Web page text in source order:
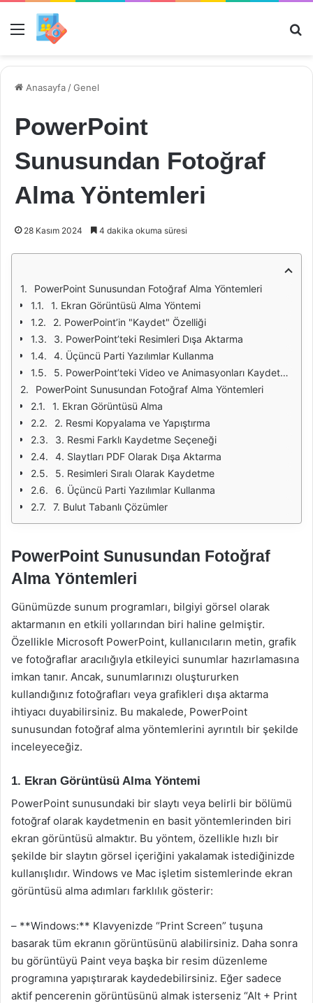
Menü
Anasayfa /Genel
PowerPoint
Sunusundan Fotoğraf
Alma Yöntemleri
28 Kasım 2024 4 dakika okuma süresi
PowerPoint Sunusundan Fotoğraf Alma Yöntemleri
1. Ekran Görüntüsü Alma Yöntemi
2. PowerPoint’in "Kaydet" Özelliği
3. PowerPoint’teki Resimleri Dışa Aktarma
4. Üçüncü Parti Yazılımlar Kullanma
5. PowerPoint’teki Video ve Animasyonları Kaydetme
PowerPoint Sunusundan Fotoğraf Alma Yöntemleri
1. Ekran Görüntüsü Alma
2. Resmi Kopyalama ve Yapıştırma
3. Resmi Farklı Kaydetme Seçeneği
4. Slaytları PDF Olarak Dışa Aktarma
5. Resimleri Sıralı Olarak Kaydetme
6. Üçüncü Parti Yazılımlar Kullanma
7. Bulut Tabanlı Çözümler
PowerPoint Sunusundan Fotoğraf
Alma Yöntemleri
Günümüzde sunum programları, bilgiyi görsel olarak
aktarmanın en etkili yollarından biri haline gelmiştir.
Özellikle Microsoft PowerPoint, kullanıcıların metin, grafik
ve fotoğraflar aracılığıyla etkileyici sunumlar hazırlamasına
imkan tanır. Ancak, sunumlarınızı oluştururken
kullandığınız fotoğrafları veya grafikleri dışa aktarma
ihtiyacı duyabilirsiniz. Bu makalede, PowerPoint
sunusundan fotoğraf alma yöntemlerini ayrıntılı bir şekilde
inceleyeceğiz.
1. Ekran Görüntüsü Alma Yöntemi
PowerPoint sunusundaki bir slaytı veya belirli bir bölümü
fotoğraf olarak kaydetmenin en basit yöntemlerinden biri
ekran görüntüsü almaktır. Bu yöntem, özellikle hızlı bir
şekilde bir slaytın görsel içeriğini yakalamak istediğinizde
kullanışlıdır. Windows ve Mac işletim sistemlerinde ekran
görüntüsü alma adımları farklılık gösterir:
– **Windows:** Klavyenizde “Print Screen” tuşuna
basarak tüm ekranın görüntüsünü alabilirsiniz. Daha sonra
bu görüntüyü Paint veya başka bir resim düzenleme
programına yapıştırarak kaydedebilirsiniz. Eğer sadece
aktif pencerenin görüntüsünü almak isterseniz “Alt + Print